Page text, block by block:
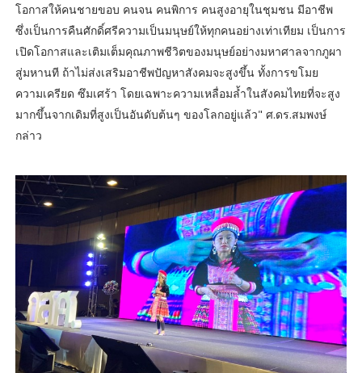
โอกาสให้คนชายขอบ คนจน คนพิการ คนสูงอายุในชุมชน มีอาชีพ
ซึ่งเป็นการคืนศักดิ์ศรีความเป็นมนุษย์ให้ทุกคนอย่างเท่าเทียม เป็นการ
เปิดโอกาสและเติมเต็มคุณภาพชีวิตของมนุษย์อย่างมหาศาลจากภูผา
สู่มหานที ถ้าไม่ส่งเสริมอาชีพปัญหาสังคมจะสูงขึ้น ทั้งการขโมย
ความเครียด ซึมเศร้า โดยเฉพาะความเหลื่อมล้ำในสังคมไทยที่จะสูง
มากขึ้นจากเดิมที่สูงเป็นอันดับต้นๆ ของโลกอยู่แล้ว" ศ.ดร.สมพงษ์
กล่าว